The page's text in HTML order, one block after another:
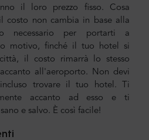
il loro prezzo fisso. Cosa
costo non cambia in base alla
necessario per portarti a
motivo, finché il tuo hotel si
il costo rimarrà lo stesso
all'aeroporto. Non devi
trovare il tuo hotel. Ti
accanto ad esso e ti
e salvo. È così facile!